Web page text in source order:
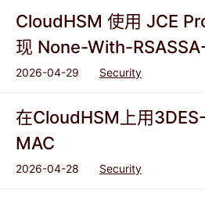
CloudHSM 使用 JCE
现 None-With-
2026-04-29 Security
在CloudHSM上用
MAC
2026-04-28 Security